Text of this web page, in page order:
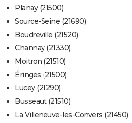
Planay (21500)
Source-Seine (21690)
Boudreville (21520)
Channay (21330)
Moitron (21510)
Éringes (21500)
Lucey (21290)
Busseaut (21510)
La Villeneuve-les-Convers (21450)